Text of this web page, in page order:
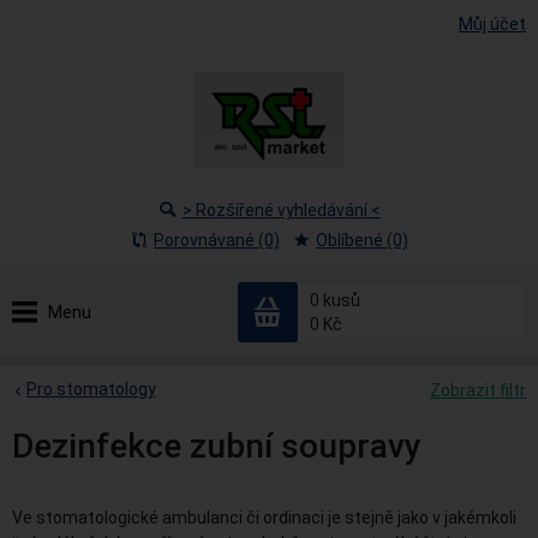
Můj účet
Menu
0 kusů
0 Kč
> Rozšířené vyhledávání <
Porovnávané (0)
Oblíbené (0)
Zobrazit filtr
Pro stomatology
Dezinfekce zubní soupravy
Ve stomatologické ambulanci či ordinaci je stejně jako v jakémkoli